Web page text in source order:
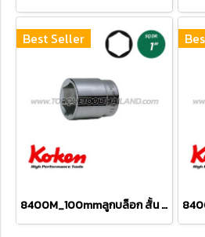
Best Seller
8400M_100mmลูกบล็อก สั้น 6P (SQ.DR 1") Hand Sockets